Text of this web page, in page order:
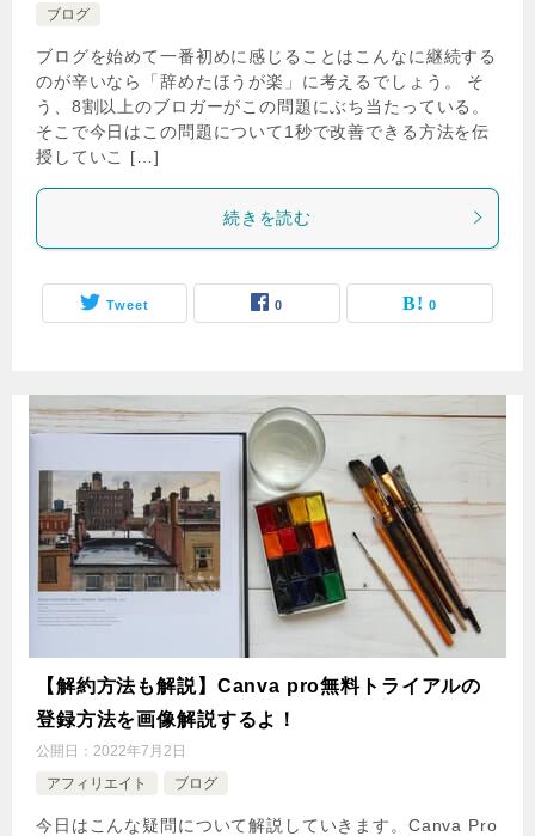
ブログ
ブログを始めて一番初めに感じることはこんなに継続する
のが辛いなら「辞めたほうが楽」に考えるでしょう。 そ
う、8割以上のブロガーがこの問題にぶち当たっている。
そこで今日はこの問題について1秒で改善できる方法を伝
授していこ […]
続きを読む
Tweet 0 0
【解約方法も解説】Canva pro無料トライアルの
登録方法を画像解説するよ！
公開日： 2022年7月2日
アフィリエイト
ブログ
今日はこんな疑問について解説していきます。Canva Pro